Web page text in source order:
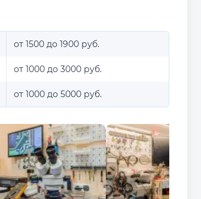
от 1500 до 1900 руб.
от 1000 до 3000 руб.
от 1000 до 5000 руб.